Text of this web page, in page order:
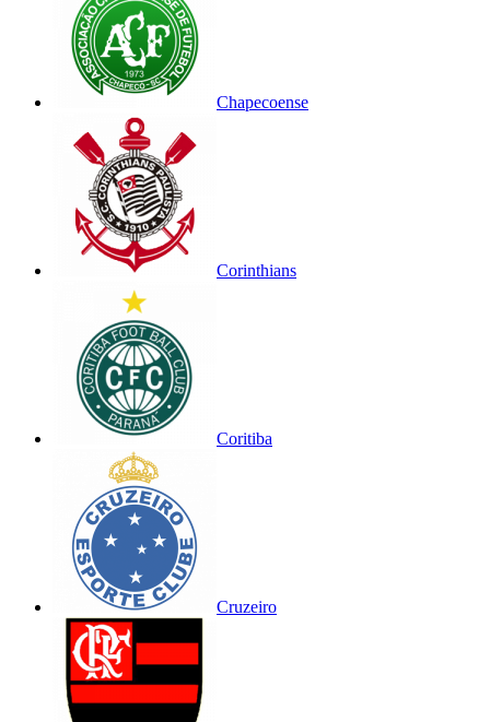
Chapecoense
Corinthians
Coritiba
Cruzeiro